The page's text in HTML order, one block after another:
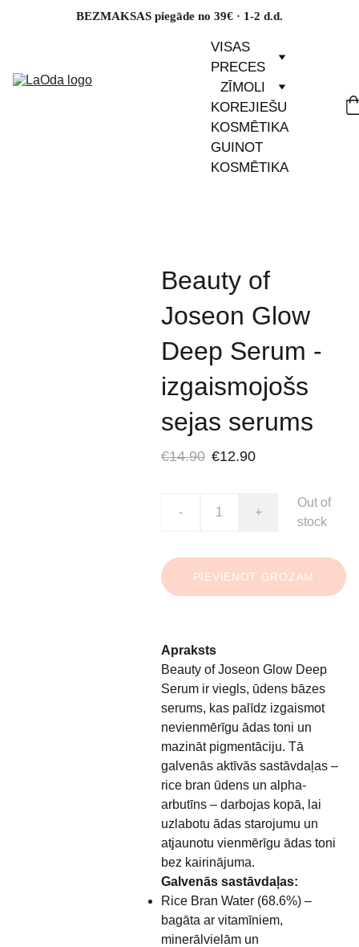
BEZMAKSAS piegāde no 39€ · 1-2 d.d.
VISAS
PRECES
ZĪMOLI
KOREJIEŠU
KOSMĒTIKA
GUINOT
KOSMĒTIKA
Beauty of
Joseon Glow
Deep Serum -
izgaismojošs
sejas serums
€14.90 €12.90
- +
Out of
stock
PIEVIENOT GROZAM
Apraksts
Beauty of Joseon Glow Deep
Serum ir viegls, ūdens bāzes
serums, kas palīdz izgaismot
nevienmērīgu ādas toni un
mazināt pigmentāciju. Tā
galvenās aktīvās sastāvdaļas –
rice bran ūdens un alpha-
arbutīns – darbojas kopā, lai
uzlabotu ādas starojumu un
atjaunotu vienmērīgu ādas toni
bez kairinājuma.
Galvenās sastāvdaļas:
Rice Bran Water (68.6%) –
bagāta ar vitamīniem,
minerālvielām un